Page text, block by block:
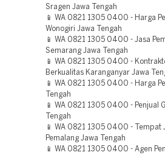
Sragen Jawa Tengah
📱 WA 0821 1305 0400 - Harga
Wonogiri Jawa Tengah
📱 WA 0821 1305 0400 - Jasa
Semarang Jawa Tengah
📱 WA 0821 1305 0400 -
Berkualitas Karanganyar Jawa
📱 WA 0821 1305 0400 - Harga
Tengah
📱 WA 0821 1305 0400 - Penjual
Tengah
📱 WA 0821 1305 0400 -
Pemalang Jawa Tengah
📱 WA 0821 1305 0400 - Agen